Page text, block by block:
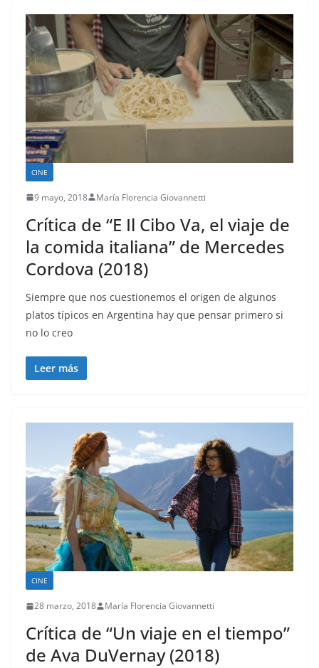
CINE
9 mayo, 2018 María Florencia Giovannetti
Crítica de “E Il Cibo Va, el viaje de
la comida italiana” de Mercedes
Cordova (2018)
Siempre que nos cuestionemos el origen de algunos
platos típicos en Argentina hay que pensar primero si
no lo creo
Leer más
CINE
28 marzo, 2018 María Florencia Giovannetti
Crítica de “Un viaje en el tiempo”
de Ava DuVernay (2018)